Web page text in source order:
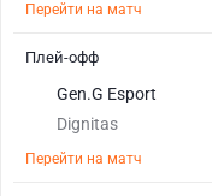
Перейти на матч
Gen.G Esport
Dignitas
Перейти на матч
Плей-офф